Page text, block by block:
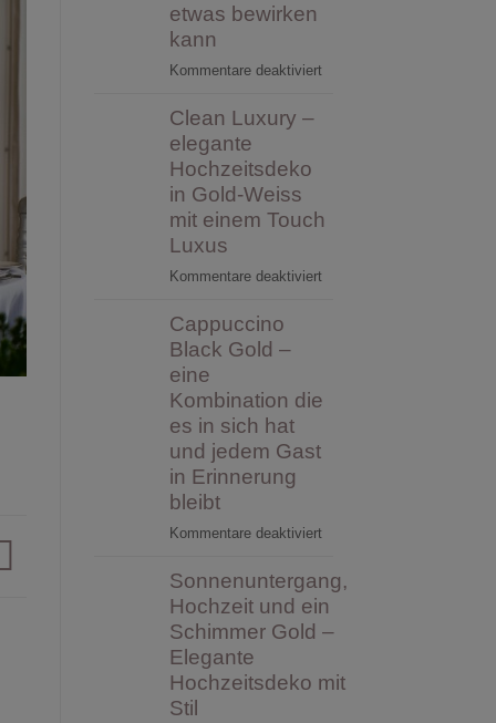
etwas bewirken
kann
Kommentare deaktiviertfür
&
rund
ob
etwas
Clean Luxury –
elegante
Hochzeitsdeko
in Gold-Weiss
mit einem Touch
Luxus
Kommentare deaktiviertfür
Weiss
Touch
Cappuccino
Black Gold –
eine
Kombination die
es in sich hat
und jedem Gast
in Erinnerung
bleibt
Kommentare deaktiviertfür
Black
Gold
Kombination
die
Sonnenuntergang,
Hochzeit und ein
Schimmer Gold –
Elegante
Hochzeitsdeko mit
Stil